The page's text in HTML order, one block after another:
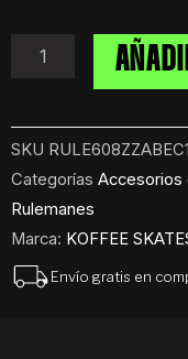
SKU
Categorías Accesorios
Rulemanes
Marca: KOFFEE
Envío gratis en